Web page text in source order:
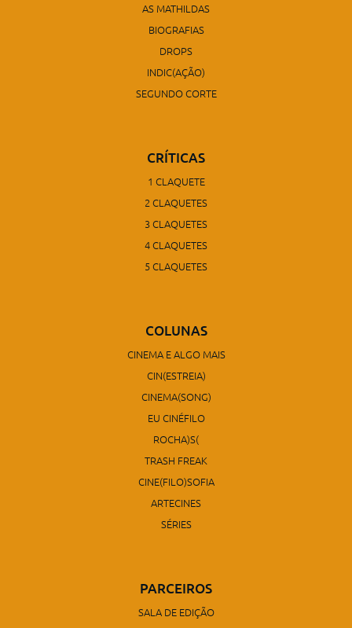
AS MATHILDAS
BIOGRAFIAS
DROPS
INDIC(AÇÃO)
SEGUNDO CORTE
CRÍTICAS
1 CLAQUETE
2 CLAQUETES
3 CLAQUETES
4 CLAQUETES
5 CLAQUETES
COLUNAS
CINEMA E ALGO MAIS
CIN(ESTREIA)
CINEMA(SONG)
EU CINÉFILO
ROCHA)S(
TRASH FREAK
CINE(FILO)SOFIA
ARTECINES
SÉRIES
PARCEIROS
SALA DE EDIÇÃO